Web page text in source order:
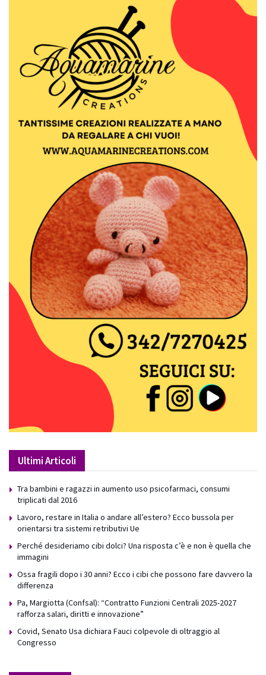
Ultimi Articoli
Tra bambini e ragazzi in aumento uso psicofarmaci, consumi
triplicati dal 2016
Lavoro, restare in Italia o andare all’estero? Ecco bussola per
orientarsi tra sistemi retributivi Ue
Perché desideriamo cibi dolci? Una risposta c’è e non è quella che
immagini
Ossa fragili dopo i 30 anni? Ecco i cibi che possono fare davvero la
differenza
Pa, Margiotta (Confsal): “Contratto Funzioni Centrali 2025-2027
rafforza salari, diritti e innovazione”
Covid, Senato Usa dichiara Fauci colpevole di oltraggio al
Congresso